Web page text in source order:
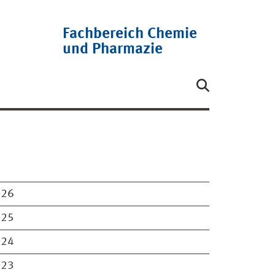
Fachbereich Chemie
und Pharmazie